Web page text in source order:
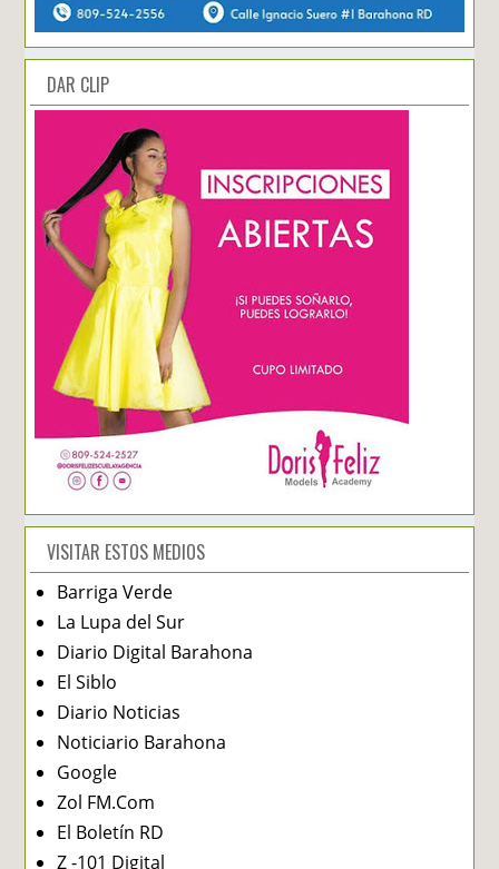
DAR CLIP
VISITAR ESTOS MEDIOS
Barriga Verde
La Lupa del Sur
Diario Digital Barahona
El Siblo
Diario Noticias
Noticiario Barahona
Google
Zol FM.Com
El Boletín RD
Z -101 Digital